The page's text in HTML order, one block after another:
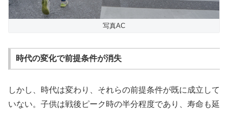
写真AC
時代の変化で前提条件が消失
しかし、時代は変わり、それらの前提条件が既に成立して
いない。子供は戦後ピーク時の半分程度であり、寿命も延